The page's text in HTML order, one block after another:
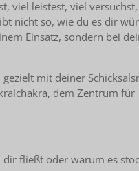
viel leistest, viel
nicht so, wie du es dir
Einsatz, sondern bei
mit deiner
dem Zentrum für
dir fließt oder warum es